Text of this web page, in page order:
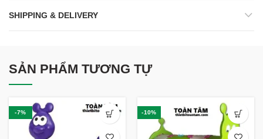
SHIPPING & DELIVERY
SẢN PHẨM TƯƠNG TỰ
-7% -10%